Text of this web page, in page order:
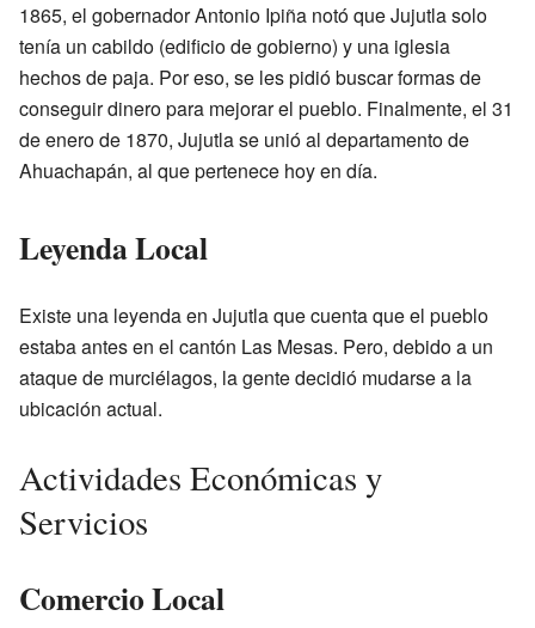
1865, el gobernador Antonio Ipiña notó que Jujutla solo
tenía un cabildo (edificio de gobierno) y una iglesia
hechos de paja. Por eso, se les pidió buscar formas de
conseguir dinero para mejorar el pueblo. Finalmente, el 31
de enero de 1870, Jujutla se unió al departamento de
Ahuachapán, al que pertenece hoy en día.
Leyenda Local
Existe una leyenda en Jujutla que cuenta que el pueblo
estaba antes en el cantón Las Mesas. Pero, debido a un
ataque de murciélagos, la gente decidió mudarse a la
ubicación actual.
Actividades Económicas y
Servicios
Comercio Local